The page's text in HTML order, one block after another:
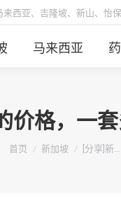
西亚、吉隆坡、新山、怡保
马来西亚
价格，一
你在这里：
首页 新加坡 [分享]新…